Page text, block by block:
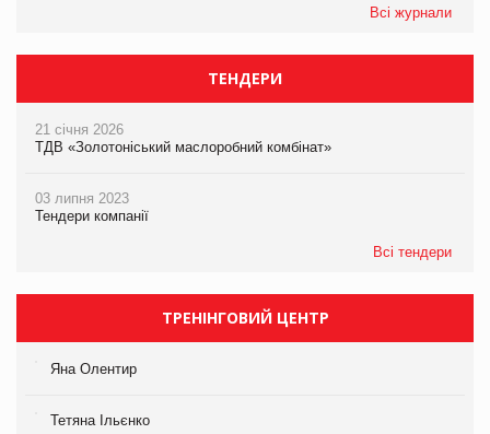
Всі журнали
ТЕНДЕРИ
21 січня 2026
ТДВ «Золотоніський маслоробний комбінат»
03 липня 2023
Тендери компанії
Всі тендери
ТРЕНІНГОВИЙ ЦЕНТР
Яна Олентир
Тетяна Ільєнко